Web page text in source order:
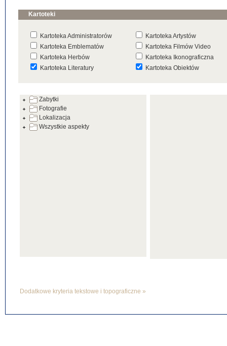
Kartoteki
Kartoteka Administratorów
Kartoteka Artystów
Kartoteka Emblematów
Kartoteka Filmów Video
Kartoteka Herbów
Kartoteka Ikonograficzna
Kartoteka Literatury
Kartoteka Obiektów
Kartoteka Warsztatów
Kartoteka Zabytków
Zabytki
Fotografie
Lokalizacja
Wszystkie aspekty
Dodatkowe kryteria tekstowe i topograficzne »